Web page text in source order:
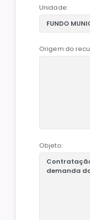
Unidade:
Origem do
Objeto: